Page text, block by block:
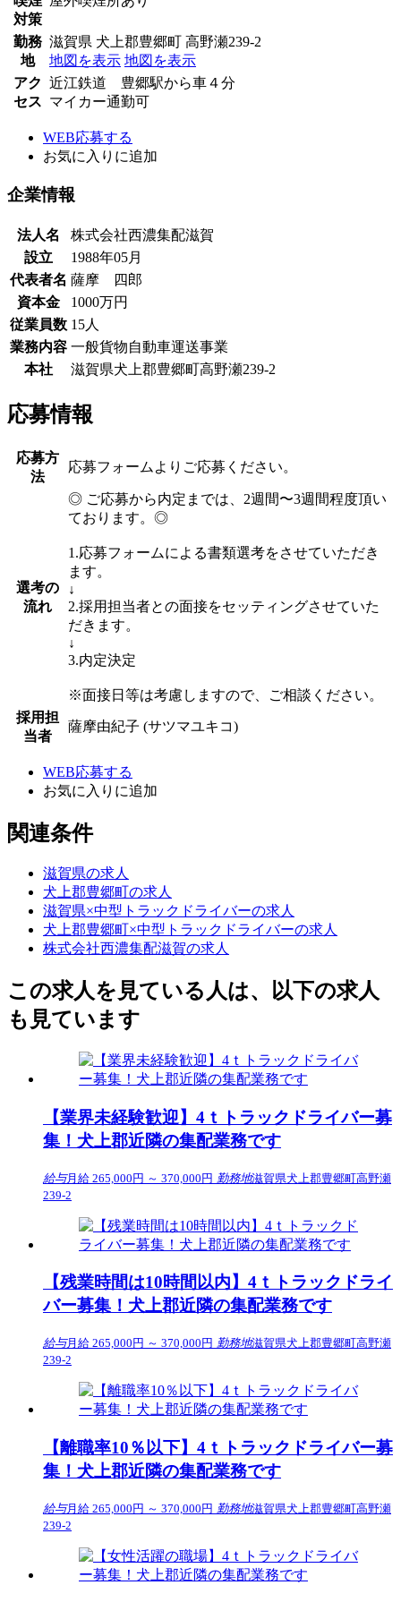
対策
勤務
地
滋賀県 犬上郡豊郷町 高野瀬239-2
地図を表示 地図を表示
アク
セス
近江鉄道 豊郷駅から車４分
マイカー通勤可
WEB応募する
お気に入り に追加
企業情報
法人名
株式会社西濃集配滋賀
設立
1988年05月
代表者名 薩摩 四郎
資本金
1000万円
従業員数 15人
業務内容 一般貨物自動車運送事業
本社
滋賀県犬上郡豊郷町高野瀬239-2
応募情報
応募方
法
応募フォームよりご応募ください。
選考の
流れ
◎ ご応募から内定までは、2週間〜3週間程度頂い
ております。◎
1.応募フォームによる書類選考をさせていただき
ます。
↓
2.採用担当者との面接をセッティングさせていた
だきます。
↓
3.内定決定
※面接日等は考慮しますので、ご相談ください。
採用担
当者
薩摩由紀子 (サツマユキコ)
WEB応募する
お気に入り に追加
関連条件
滋賀県の求人
犬上郡豊郷町の求人
滋賀県×中型トラックドライバーの求人
犬上郡豊郷町×中型トラックドライバーの求人
株式会社西濃集配滋賀の求人
この求人を見ている人は、以下の求人
も見ています
【業界未経験歓迎】4ｔトラックドライバー募
集！犬上郡近隣の集配業務です
給与月給 265,000円 ～ 370,000円 勤務地滋賀県犬上郡豊郷町高野瀬
239-2
【残業時間は10時間以内】4ｔトラックドライ
バー募集！犬上郡近隣の集配業務です
給与月給 265,000円 ～ 370,000円 勤務地滋賀県犬上郡豊郷町高野瀬
239-2
【離職率10％以下】4ｔトラックドライバー募
集！犬上郡近隣の集配業務です
給与月給 265,000円 ～ 370,000円 勤務地滋賀県犬上郡豊郷町高野瀬
239-2